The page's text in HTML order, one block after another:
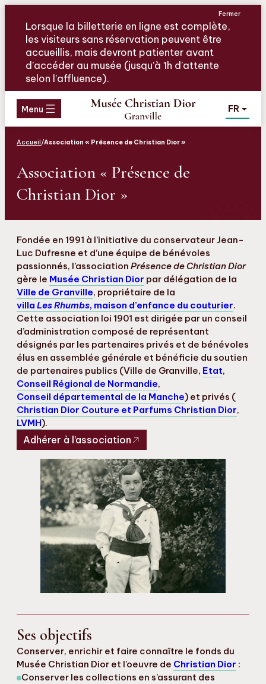
menu
contenu
page
Fermer
Lorsque la billetterie en ligne est complète,
les visiteurs sans réservation peuvent être
accueillis, mais devront patienter avant
d’accéder au musée (jusqu’à 1h d’attente
selon l’affluence).
Menu FR
Accueil /Association « Présence de Christian Dior »
Association « Présence de
Christian Dior »
Fondée en 1991 à l’initiative du conservateur Jean-
Luc Dufresne et d’une équipe de bénévoles
passionnés, l’association Présence de Christian Dior
gère le Musée Christian Dior par délégation de la
Ville de Granville, propriétaire de la
villa Les Rhumbs, maison d’enfance du couturier.
Cette association loi 1901 est dirigée par un conseil
d’administration composé de représentant
désignés par les partenaires privés et de bénévoles
élus en assemblée générale et bénéficie du soutien
de partenaires publics (Ville de Granville, Etat,
Conseil Régional de Normandie,
Conseil départemental de la Manche) et privés (
Christian Dior Couture et Parfums Christian Dior,
LVMH).
Adhérer à l’association
Ses objectifs
Conserver, enrichir et faire connaître le fonds du
Musée Christian Dior et l’oeuvre de Christian Dior :
Conserver les collections en s’assurant des